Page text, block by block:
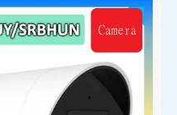
AI giúp nhận diện người và